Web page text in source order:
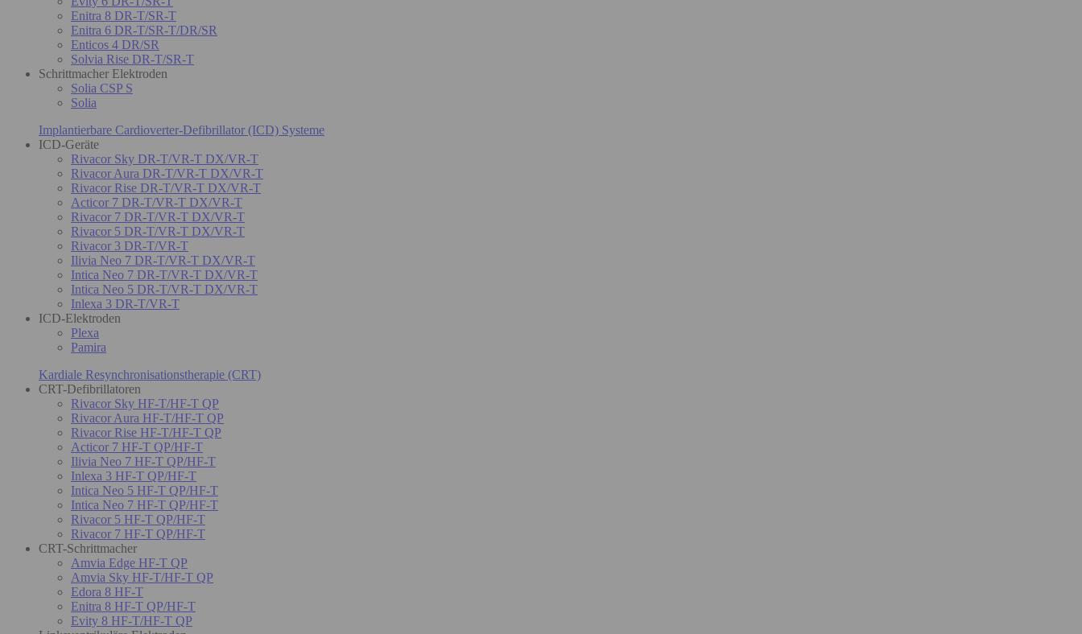
Enitra 8 DR-T/SR-T
Enitra 6 DR-T/SR-T/DR/SR
Enticos 4 DR/SR
Solvia Rise DR-T/SR-T
Schrittmacher Elektroden
Solia CSP S
Solia
Implantierbare Cardioverter-Defibrillator (ICD) Systeme
ICD-Geräte
Rivacor Sky DR-T/VR-T DX/VR-T
Rivacor Aura DR-T/VR-T DX/VR-T
Rivacor Rise DR-T/VR-T DX/VR-T
Acticor 7 DR-T/VR-T DX/VR-T
Rivacor 7 DR-T/VR-T DX/VR-T
Rivacor 5 DR-T/VR-T DX/VR-T
Rivacor 3 DR-T/VR-T
Ilivia Neo 7 DR-T/VR-T DX/VR-T
Intica Neo 7 DR-T/VR-T DX/VR-T
Intica Neo 5 DR-T/VR-T DX/VR-T
Inlexa 3 DR-T/VR-T
ICD-Elektroden
Plexa
Pamira
Kardiale Resynchronisationstherapie (CRT)
CRT-Defibrillatoren
Rivacor Sky HF-T/HF-T QP
Rivacor Aura HF-T/HF-T QP
Rivacor Rise HF-T/HF-T QP
Acticor 7 HF-T QP/HF-T
Ilivia Neo 7 HF-T QP/HF-T
Inlexa 3 HF-T QP/HF-T
Intica Neo 5 HF-T QP/HF-T
Intica Neo 7 HF-T QP/HF-T
Rivacor 5 HF-T QP/HF-T
Rivacor 7 HF-T QP/HF-T
CRT-Schrittmacher
Amvia Edge HF-T QP
Amvia Sky HF-T/HF-T QP
Edora 8 HF-T
Enitra 8 HF-T QP/HF-T
Evity 8 HF-T/HF-T QP